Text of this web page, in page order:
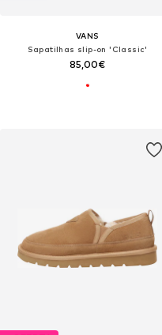
VANS
Sapatilhas slip-on 'Classic'
85,00€